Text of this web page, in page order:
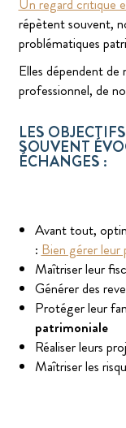
Un regard critique
répètent souvent,
problématiques
Elles dépendent
professionnel, de
LES
SOUVENT
ÉCHANGES :
Avant tout,
:Bien gérer leur
Maîtriser leur
Générer des
Protéger leur
patrimoniale
Réaliser leurs
Maîtriser les